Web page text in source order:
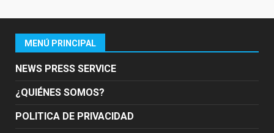
MENÚ PRINCIPAL
NEWS PRESS SERVICE
¿QUIÉNES SOMOS?
POLITICA DE PRIVACIDAD